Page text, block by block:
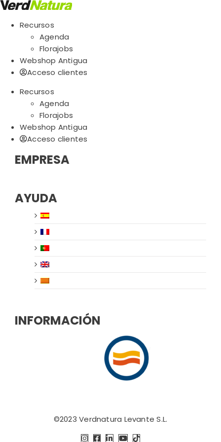
Skip
contentRecursos
Agenda
Florajobs
Webshop Antigua
Acceso clientes
Recursos
Agenda
Florajobs
Webshop Antigua
Acceso clientes
EMPRESA
AYUDA
INFORMACIÓN
©2023Verdnatura Levante S.L.